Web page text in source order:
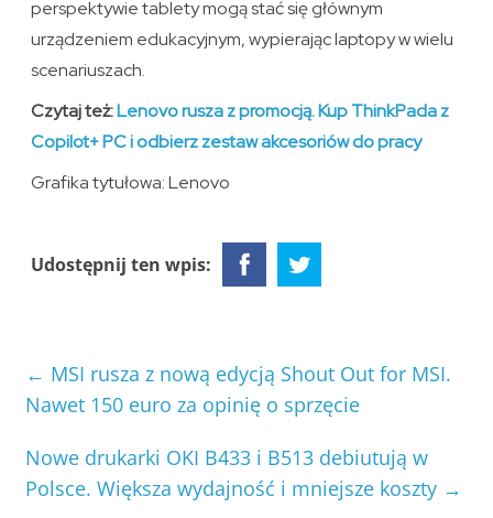
perspektywie tablety mogą stać się głównym
urządzeniem edukacyjnym, wypierając laptopy w wielu
scenariuszach.
Czytaj też:Lenovo rusza z promocją. Kup ThinkPada z
Copilot+ PC i odbierz zestaw akcesoriów do pracy
Grafika tytułowa: Lenovo
Udostępnij ten wpis:
← MSI rusza z nową edycją Shout Out for MSI.
Nawet 150 euro za opinię o sprzęcie
Nowe drukarki OKI B433 i B513 debiutują w
Polsce. Większa wydajność i mniejsze koszty →